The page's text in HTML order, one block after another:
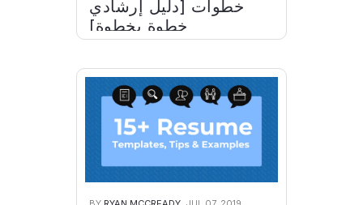
خطوات [دليل إرشادي
خطوة بخطوة]